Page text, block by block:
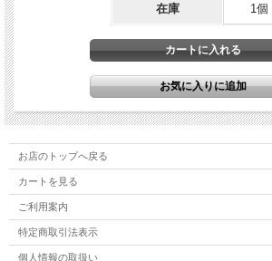
在庫 1個
お店のトップへ戻る
カートを見る
ご利用案内
特定商取引法表示
個人情報の取扱い